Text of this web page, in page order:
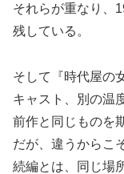
それらが重なり、
残している。
そして『時代屋の
キャスト、別の温
前作と同じものを
だが、違うからこ
続編とは、同じ場